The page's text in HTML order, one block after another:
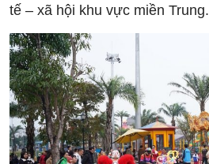
tế – xã hội khu vực miền Trung.